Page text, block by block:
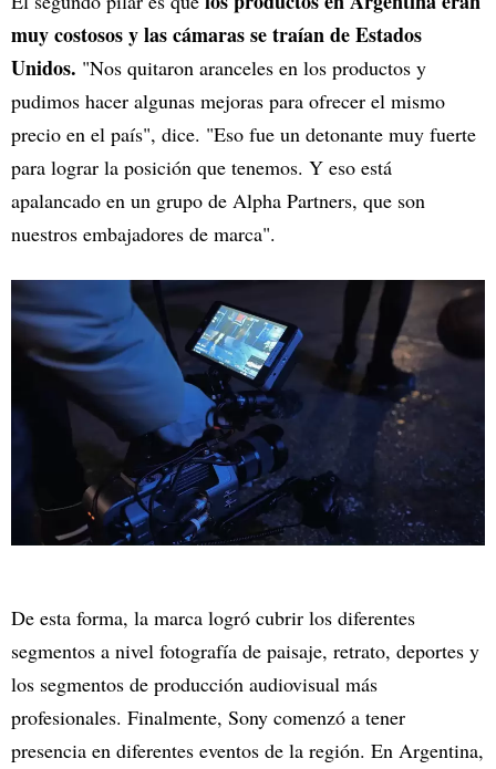
muy costosos y las cámaras se traían de Estados
Unidos. "Nos quitaron aranceles en los productos y
pudimos hacer algunas mejoras para ofrecer el mismo
precio en el país", dice. "Eso fue un detonante muy fuerte
para lograr la posición que tenemos. Y eso está
apalancado en un grupo de Alpha Partners, que son
nuestros embajadores de marca".
De esta forma, la marca logró cubrir los diferentes
segmentos a nivel fotografía de paisaje, retrato, deportes y
los segmentos de producción audiovisual más
profesionales. Finalmente, Sony comenzó a tener
presencia en diferentes eventos de la región. En Argentina,